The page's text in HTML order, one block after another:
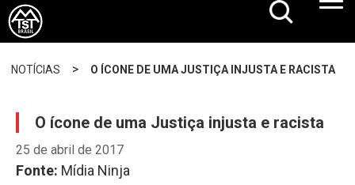
NOTÍCIAS > O ÍCONE DE UMA JUSTIÇA INJUSTA E RACISTA
O ícone de uma Justiça injusta e racista
25 de abril de 2017
Fonte: Mídia Ninja